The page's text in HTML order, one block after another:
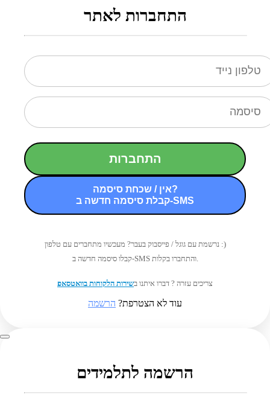
התחברות לאתר
התחברות
אין / שכחת סיסמה?
קבלת סיסמה חדשה ב-SMS
נרשמת עם גוגל / פייסבוק בעבר? מעכשיו מתחברים עם טלפון :)
קבלו סיסמה חדשה ב-SMS והתחברו בקלות.
צריכים עזרה ? דברו איתנו בשירות הלקוחות בוואטסאפ
עוד לא הצטרפת? הרשמה
הרשמה לתלמידים